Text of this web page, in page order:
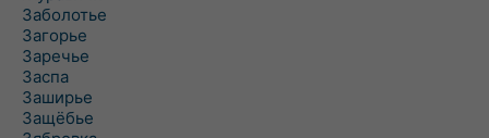
Заболотье
Загорье
Заречье
Заспа
Заширье
Защёбье